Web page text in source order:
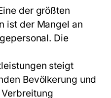
der größten
ist der Mangel an
Die
steigt
Bevölkerung und